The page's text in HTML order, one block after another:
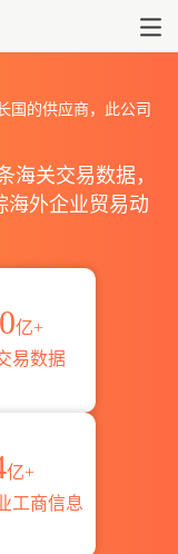
国的供应商，此公司
海关交易数据，
海外企业贸易动
亿+
易数据
亿+
工商信息